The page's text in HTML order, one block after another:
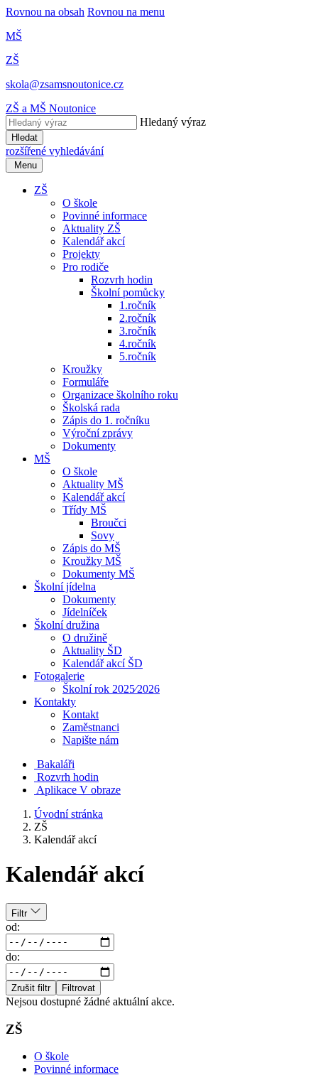
Rovnou na obsah Rovnou na menu
MŠ
ZŠ
skola@zsamsnoutonice.cz
ZŠ a MŠ Noutonice
Hledaný výraz
Hledat
rozšířené vyhledávání
Menu
ZŠ
O škole
Povinné informace
Aktuality ZŠ
Kalendář akcí
Projekty
Pro rodiče
Rozvrh hodin
Školní pomůcky
1.ročník
2.ročník
3.ročník
4.ročník
5.ročník
Kroužky
Formuláře
Organizace školního roku
Školská rada
Zápis do 1. ročníku
Výroční zprávy
Dokumenty
MŠ
O škole
Aktuality MŠ
Kalendář akcí
Třídy MŠ
Broučci
Sovy
Zápis do MŠ
Kroužky MŠ
Dokumenty MŠ
Školní jídelna
Dokumenty
Jídelníček
Školní družina
O družině
Aktuality ŠD
Kalendář akcí ŠD
Fotogalerie
Školní rok 2025⁄2026
Kontakty
Kontakt
Zaměstnanci
Napište nám
Bakaláři
Rozvrh hodin
Aplikace V obraze
Úvodní stránka
ZŠ
Kalendář akcí
Kalendář akcí
Filtr
od:
do:
Zrušit filtr Filtrovat
Nejsou dostupné žádné aktuální akce.
ZŠ
O škole
Povinné informace